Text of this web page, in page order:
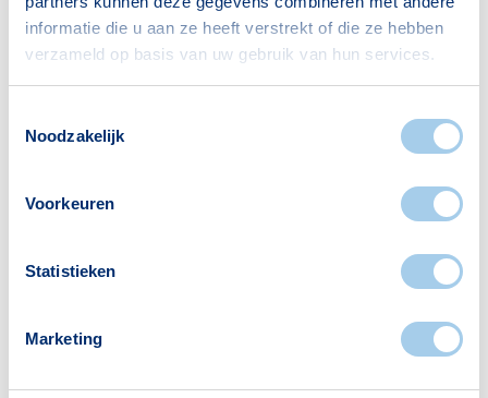
informatie die u aan ze heeft verstrekt of die ze hebben
verzameld op basis van uw gebruik van hun services.
Noodzakelijk
Voorkeuren
Statistieken
Marketing
Alleenwonend
303
Gezin zonder kinderen
187
Gezin met kinderen
155
Voorzieningen in Vogelwijk
Deze wijk heeft het allemaal voor je. Zo vind je